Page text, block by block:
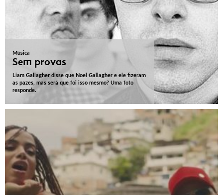
Música
Sem provas
Liam Gallagher disse que Noel Gallagher e ele fizeram
as pazes, mas será que foi isso mesmo? Uma foto
responde.